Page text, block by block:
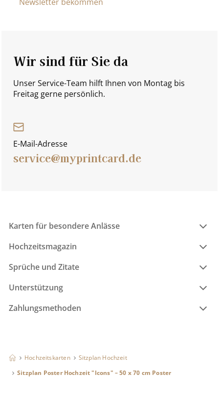
Wir sind für Sie da
Unser Service-Team hilft Ihnen von Montag bis
Freitag gerne persönlich.
E-Mail-Adresse
service@myprintcard.de
Karten für besondere Anlässe
Hochzeitsmagazin
Sprüche und Zitate
Unterstützung
Zahlungsmethoden
Hochzeitskarten
Sitzplan Hochzeit
Sitzplan Poster Hochzeit "Icons" – 50 x 70 cm Poster